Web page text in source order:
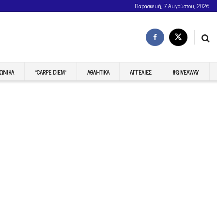
Παρασκευή, 7 Αυγούστου, 2026
“CARPE DIEM” ΑΘΛΗΤΙΚΆ ΑΓΓΕΛΊΕΣ #GIVEAWAY